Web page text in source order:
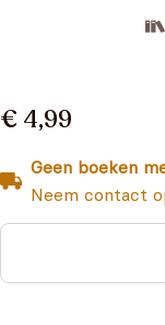
€ 4,99
Geen boeken
Neem contact